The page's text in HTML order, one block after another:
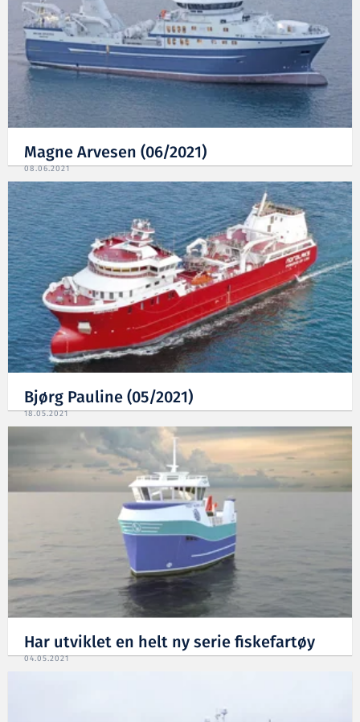
Magne Arvesen (06/2021)
08.06.2021
Bjørg Pauline (05/2021)
18.05.2021
Har utviklet en helt ny serie fiskefartøy
04.05.2021